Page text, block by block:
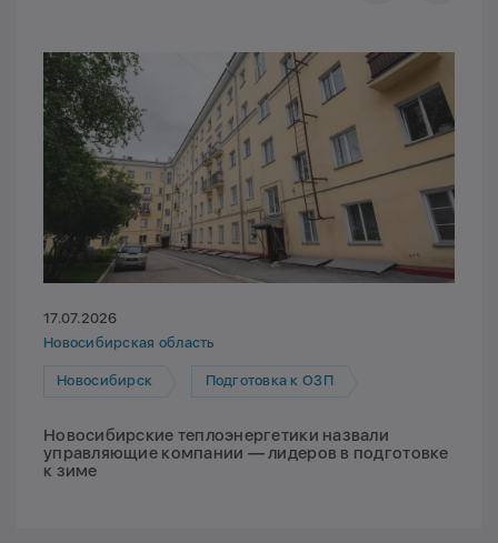
17.07.2026
Новосибирская область
Новосибирск Подготовка к ОЗП
Новосибирские теплоэнергетики назвали
управляющие компании — лидеров в подготовке
к зиме